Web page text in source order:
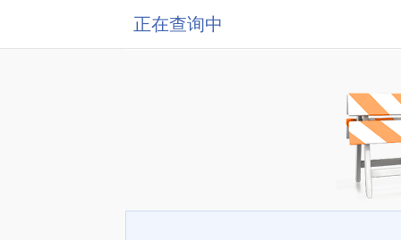
正在查询中